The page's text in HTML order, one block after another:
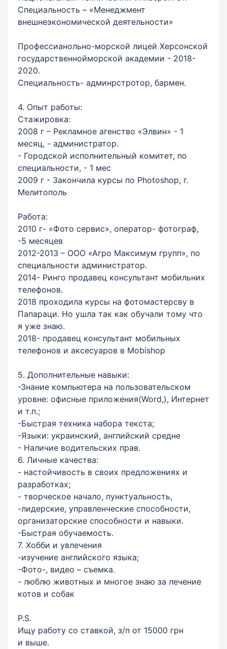
Специальность – «Менеджмент
внешнеэкономической деятельности»
Профессианольно-морской лицей Херсонской
государственнойморской академии - 2018-
2020.
Специальность- админрстротор, бармен.
4. Опыт работы:
Стажировка:
2008 г – Рекламное агенство «Элвин» - 1
месяц, - администратор.
- Городской исполнительный комитет, по
специальности, - 1 мес
2009 г - Закончила курсы по Photoshop, г.
Мелитополь
Работа:
2010 г- «Фото сервис», оператор- фотограф,
-5 месяцев
2012-2013 – ООО «Агро Максимум групп», по
специальности администратор.
2014- Ринго продавец консультант мобильних
телефонов.
2018 проходила курсы на фотомастерсву в
Папараци. Но ушла так как обучали тому что
я уже знаю.
2018- продавец консультант мобильных
телефонов и аксесуаров в Mоbishop
5. Дополнительные навыки:
-Знание компьютера на пользовательском
уровне: офисные приложения(Word,), Интернет
и т.п.;
-Быстрая техника набора текста;
-Языки: украинский, английский средне
- Наличие водительских прав.
6. Личные качества:
- настойчивость в своих предложениях и
разработках;
- творческое начало, пунктуальность,
-лидерские, управленческие способности,
организаторские способности и навыки.
-Быстрая обучаемость.
7. Хобби и увлечения
-изучение английского языка;
-Фото-, видео – съемка.
- люблю животных и многое знаю за лечение
котов и собак
P.S.
Ищу работу со ставкой, з/п от 15000 грн
и выше.